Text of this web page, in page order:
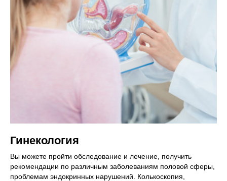
Гинекология
Вы можете пройти обследование и лечение, получить
рекомендации по различным заболеваниям половой сферы,
проблемам эндокринных нарушений. Колькоскопия,